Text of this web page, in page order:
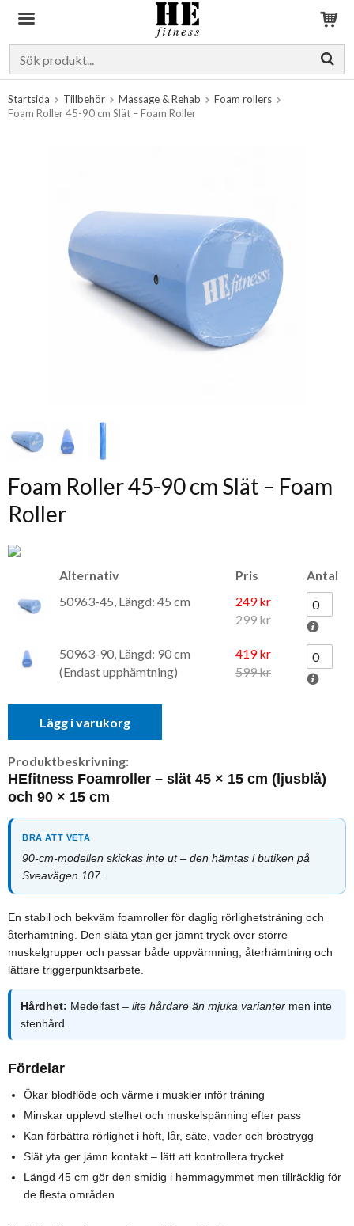
Startsida Tillbehör Massage & Rehab
Foam rollers
Foam Roller 45-90 cm Slät – Foam Roller
Foam Roller 45-90 cm Slät – Foam
Roller
Alternativ Pris
Antal
50963-45, Längd: 45 cm
249 kr
299 kr
50963-90, Längd: 90 cm
(Endast upphämtning)
419 kr
599 kr
Lägg i varukorg
Produktbeskrivning:
HEfitness Foamroller – slät 45 × 15 cm (ljusblå)
och 90 × 15 cm
BRA ATT VETA
90-cm-modellen skickas inte ut – den hämtas i butiken på
Sveavägen 107.
En stabil och bekväm foamroller för daglig rörlighetsträning och
återhämtning. Den släta ytan ger jämnt tryck över större
muskelgrupper och passar både uppvärmning, återhämtning och
lättare triggerpunktsarbete.
Hårdhet: Medelfast – lite hårdare än mjuka varianter men inte
stenhård.
Fördelar
Ökar blodflöde och värme i muskler inför träning
Minskar upplevd stelhet och muskelspänning efter pass
Kan förbättra rörlighet i höft, lår, säte, vader och bröstrygg
Slät yta ger jämn kontakt – lätt att kontrollera trycket
Längd 45 cm gör den smidig i hemmagymmet men tillräcklig för
de flesta områden